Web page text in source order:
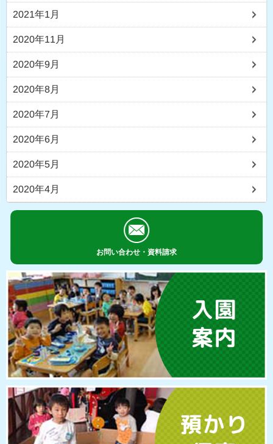
2021年1月
2020年11月
2020年9月
2020年8月
2020年7月
2020年6月
2020年5月
2020年4月
お問い合わせ・資料請求